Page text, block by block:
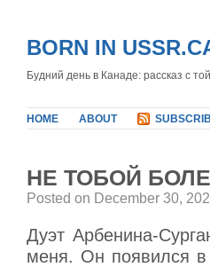
BORN IN
Будний день в Канаде: рассказ с
HOME ABOUT
НЕ ТОБОЙ
Posted on December 30,
Дуэт Арбенина-
меня. Он появился в